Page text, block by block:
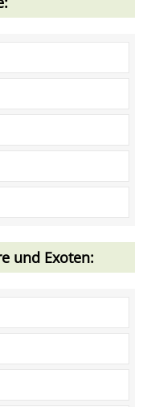
und Exoten: